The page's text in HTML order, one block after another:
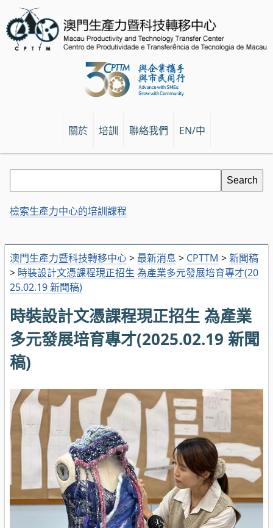
關於 培訓 聯絡我們 EN/中
澳門生產力暨科技轉移中心> 最新消息 > CPTTM >新聞稿
> 時裝設計文憑課程現正招生 為產業多元發展培育專才(20
25.02.19 新聞稿)
時裝設計文憑課程現正招生 為產業
多元發展培育專才(2025.02.19 新聞
稿)
檢索生產力中心的培訓課程